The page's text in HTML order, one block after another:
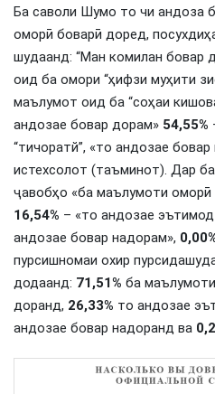
Ба саволи Шумо то чи андоза
оморӣ боварӣ доред,
шудаанд: “Ман комилан бовар
оид ба омори “ҳифзи муҳити
маълумот оид ба “соҳаи
андозае бовар дорам» 54,55%
“тичоратй”, «то андозае
истехсолот (таъминот). Дар
ҷавобҳо «ба маълумоти
16,54% – «то андозае
андозае бовар надорам»,
пурсишномаи охир
додаанд: 71,51% ба
доранд, 26,33% то андозае
андозае бовар надоранд ва